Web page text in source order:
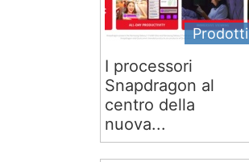
Prodotti
I processori
Snapdragon al
centro della
nuova...